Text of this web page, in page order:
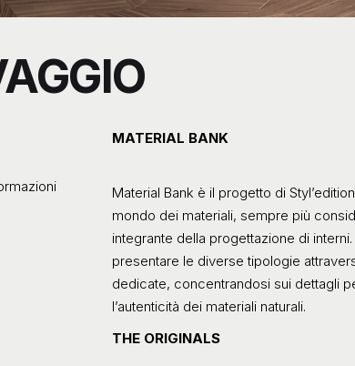
MATERIAL BANK
Material Bank è il progetto di
mondo dei materiali, sempre più
integrante della progettazione di interni.
presentare le diverse tipologie
dedicate, concentrandosi sui dettagli
l’autenticità dei materiali naturali.
THE ORIGINALS